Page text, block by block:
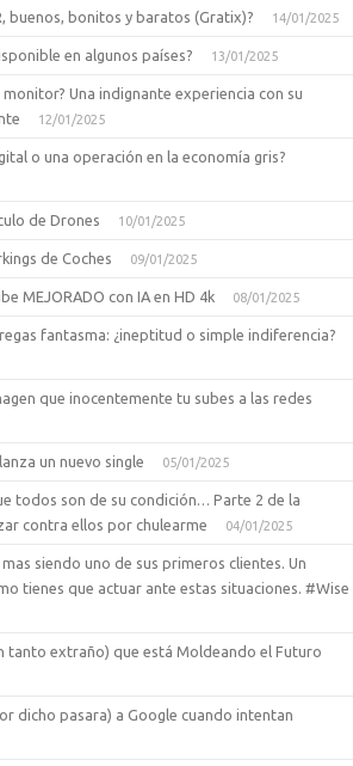
buenos, bonitos y baratos (Gratix)? 14/01/2025
en algunos países? 13/01/2025
monitor? Una indignante experiencia con su
12/01/2025
o una operación en la economía gris?
de Drones 10/01/2025
de Coches 09/01/2025
MEJORADO con IA en HD 4k 08/01/2025
fantasma: ¿ineptitud o simple indiferencia?
que inocentemente tu subes a las redes
un nuevo single 05/01/2025
todos son de su condición… Parte 2 de la
contra ellos por chulearme
04/01/2025
siendo uno de sus primeros clientes. Un
tienes que actuar ante estas situaciones. #Wise
tanto extraño) que está Moldeando el Futuro
dicho pasara) a Google cuando intentan